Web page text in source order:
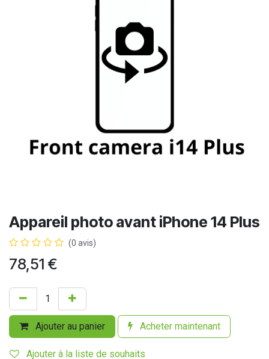
Appareil photo avant iPhone 14 Plus
(0 avis)
78,51 €
Ajouter au panier Acheter maintenant
Ajouter à la liste de souhaits